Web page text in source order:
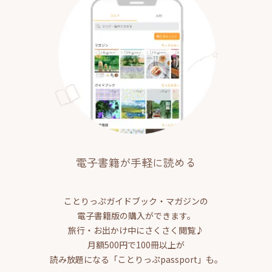
電子書籍が手軽に読める
ことりっぷガイドブック・マガジンの
電子書籍版の購入ができます。
旅行・お出かけ中にさくさく閲覧♪
月額500円で100冊以上が
読み放題になる「ことりっぷpassport」も。